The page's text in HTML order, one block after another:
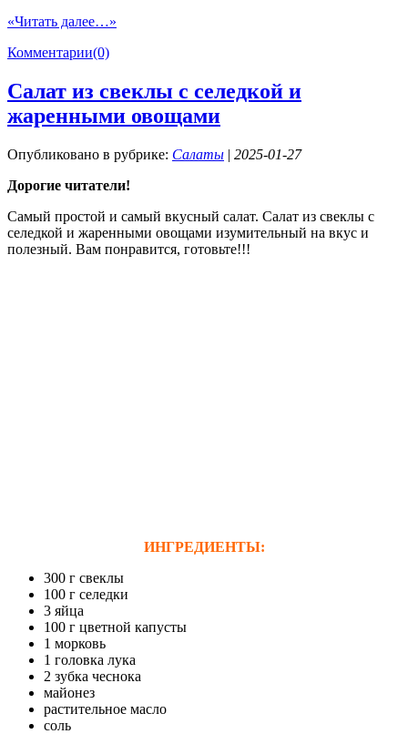
«Читать далее…»
Комментарии(0)
Салат из свеклы с селедкой и
жаренными овощами
Опубликовано в рубрике: Салаты | 2025-01-27
Дорогие читатели!
Самый простой и самый вкусный салат. Салат из свеклы с
селедкой и жаренными овощами изумительный на вкус и
полезный. Вам понравится, готовьте!!!
ИНГРЕДИЕНТЫ:
300 г свеклы
100 г селедки
3 яйца
100 г цветной капусты
1 морковь
1 головка лука
2 зубка чеснока
майонез
растительное масло
соль